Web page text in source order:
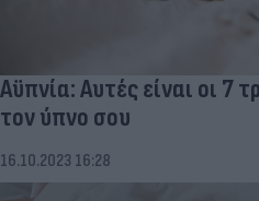
Αϋπνία: Αυτές είναι οι 7
τον ύπνο σου
16.10.2023 16:28